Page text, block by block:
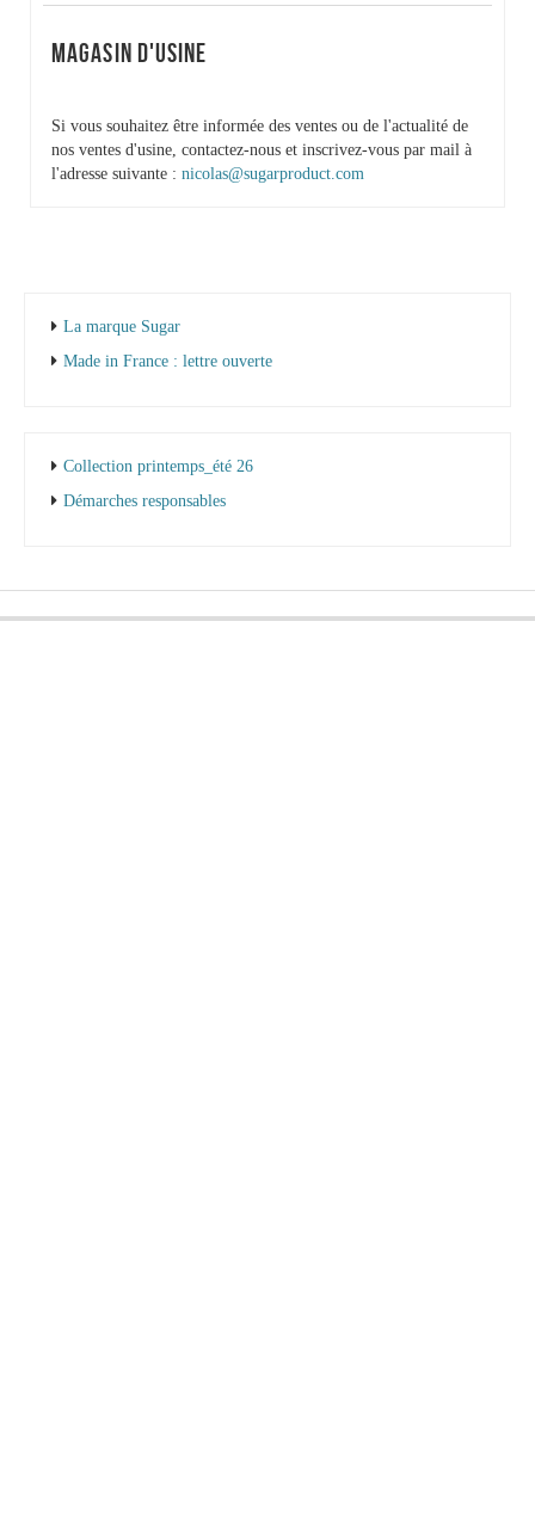
MAGASIN D'USINE
Si vous souhaitez être informée des ventes ou de l'actualité de
nos ventes d'usine, contactez-nous et inscrivez-vous par mail à
l'adresse suivante : nicolas@sugarproduct.com
La marque Sugar
Made in France : lettre ouverte
Collection printemps_été 26
Démarches responsables